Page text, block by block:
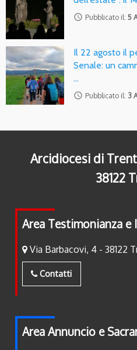
access_time Pubblicato il: 5
Il 22 agosto il
Senale: un
…
access_time Pubblicato il: 3
Arcidiocesi di
38122
Area Testimonianza e
Via Barbacovi, 4 - 38122
Contatti
Area Annuncio e